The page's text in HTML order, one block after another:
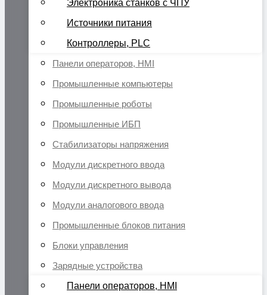
Электроника станков с ЧПУ
Источники питания
Контроллеры, PLC
Панели операторов, HMI
Промышленные компьютеры
Промышленные роботы
Промышленные ИБП
Стабилизаторы напряжения
Модули дискретного ввода
Модули дискретного вывода
Модули аналогового ввода
Промышленные блоков питания
Блоки управления
Зарядные устройства
Панели операторов, HMI